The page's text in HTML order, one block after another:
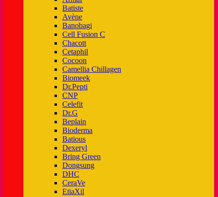
Batiste
Avène
Banobagi
Cell Fusion C
Chacott
Cetaphil
Cocoon
Camellia Chillagen
Biomeek
Dr.Pepti
CNP
Celefit
Dr.G
Beplain
Bioderma
Batious
Dexeryl
Bring Green
Dongsung
DHC
CeraVe
EtiaXil